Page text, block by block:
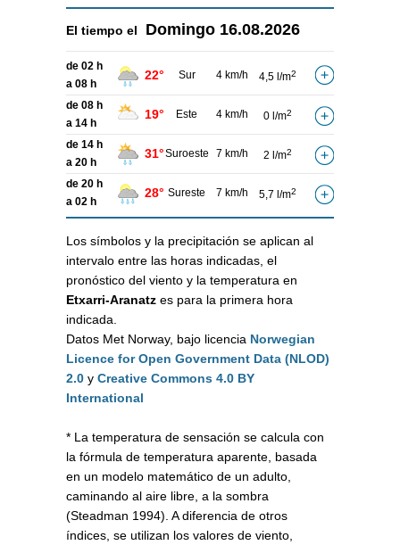
El tiempo el Domingo 16.08.2026
de 02 h
a 08 h
22° Sur 4 km/h 4,5 l/m2
de 08 h
a 14 h
19° Este 4 km/h 0 l/m2
de 14 h
a 20 h
31°Suroeste 7 km/h 2 l/m2
de 20 h
a 02 h
28° Sureste 7 km/h 5,7 l/m2
Los símbolos y la precipitación se aplican al
intervalo entre las horas indicadas, el
pronóstico del viento y la temperatura en
Etxarri-Aranatz es para la primera hora
indicada.
Datos Met Norway, bajo licencia Norwegian
Licence for Open Government Data (NLOD)
2.0 y Creative Commons 4.0 BY
International
* La temperatura de sensación se calcula con
la fórmula de temperatura aparente, basada
en un modelo matemático de un adulto,
caminando al aire libre, a la sombra
(Steadman 1994). A diferencia de otros
índices, se utilizan los valores de viento,